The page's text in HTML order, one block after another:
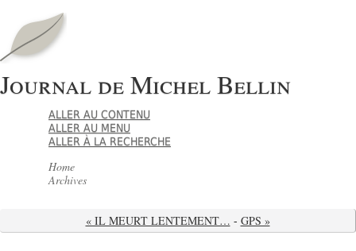
Journal de Michel Bellin
ALLER AU CONTENU
ALLER AU MENU
ALLER À LA RECHERCHE
Home
Archives
« IL MEURT LENTEMENT… - GPS »